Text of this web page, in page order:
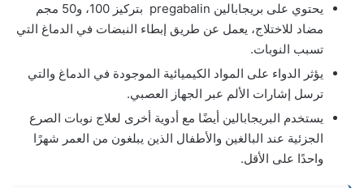
يحتوي على بريجابالين pregabalin بتركيز 100، و50 مجم
مضاد للاختلاج، يعمل عن طريق إبطاء النبضات في الدماغ التي
تسبب النوبات.
يؤثر الدواء على المواد الكيميائية الموجودة في الدماغ والتي
ترسل إشارات الألم عبر الجهاز العصبي.
يستخدم البريجابالين أيضًا مع أدوية أخرى لعلاج نوبات الصرع
الجزئية عند البالغين والأطفال الذين يبلغون من العمر شهرًا
واحدًا على الأقل.